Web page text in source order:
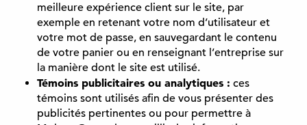
meilleure expérience client sur le site, par
exemple en retenant votre nom d’utilisateur et
votre mot de passe, en sauvegardant le contenu
de votre panier ou en renseignant l’entreprise sur
la manière dont le site est utilisé.
Témoins publicitaires ou analytiques : ces
témoins sont utilisés afin de vous présenter des
publicités pertinentes ou pour permettre à